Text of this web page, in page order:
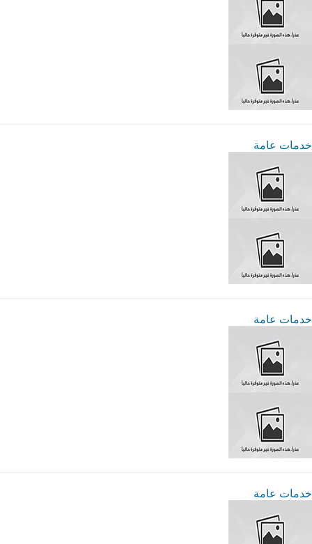
خدمات عامة
خدمات عامة
خدمات عامة